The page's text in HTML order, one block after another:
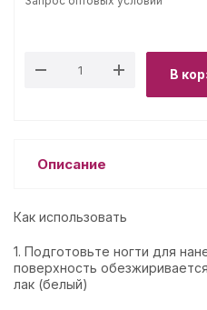
В
Описание
Как использовать
1. Подготовьте ногти для
поверхность
лак (белый)